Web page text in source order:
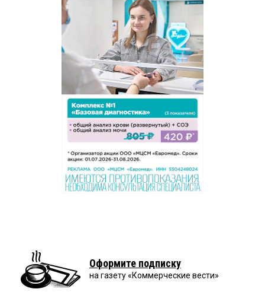
Оформите подписку
на газету «Коммерческие вести»